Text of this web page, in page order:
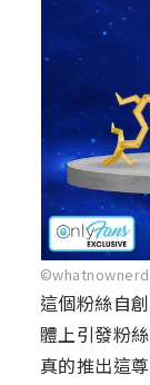
這個粉絲自
體上引發粉
真的推出這